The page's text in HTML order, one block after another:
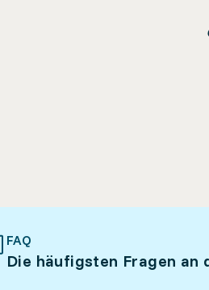
FAQ
Die häufigsten Fragen an